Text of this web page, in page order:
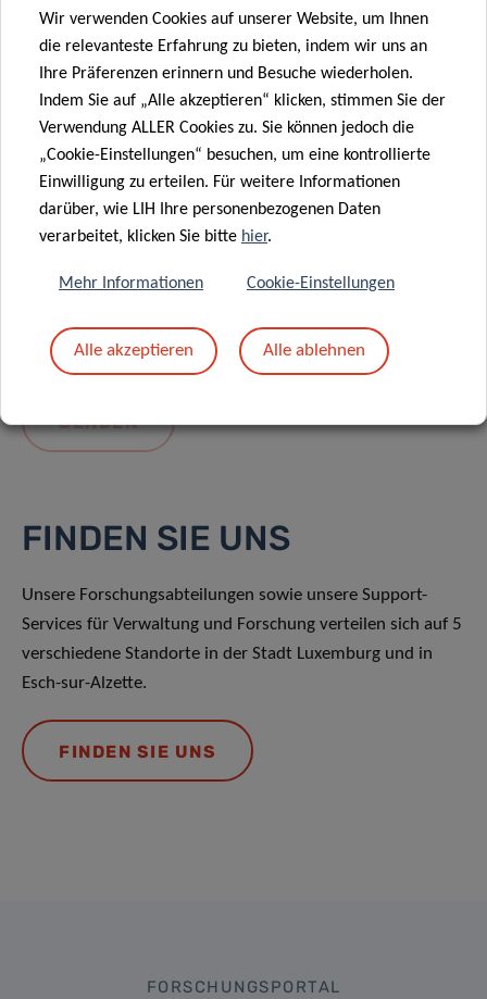
Mit dem Absenden Ihrer Nachricht erklären Sie
Datenschutzrichtlinie.
FINDEN SIE UNS
Unsere Forschungsabteilungen sowie unsere Support-
Services für Verwaltung und Forschung verteilen sich auf 5
verschiedene Standorte in der Stadt Luxemburg und in
Esch-sur-Alzette.
FINDEN SIE UNS
FORSCHUNGSPORTAL
Wir verwenden Cookies auf unserer Website, um Ihnen
die relevanteste Erfahrung zu bieten, indem wir uns an
Ihre Präferenzen erinnern und Besuche wiederholen.
Indem Sie auf „Alle akzeptieren“ klicken, stimmen Sie der
Verwendung ALLER Cookies zu. Sie können jedoch die
„Cookie-Einstellungen“ besuchen, um eine kontrollierte
Einwilligung zu erteilen. Für weitere Informationen
darüber, wie LIH Ihre personenbezogenen Daten
verarbeitet, klicken Sie bitte hier.
Mehr Informationen Cookie-Einstellungen
Alle akzeptieren Alle ablehnen